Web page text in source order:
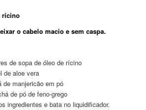
rícino
o cabelo macio e sem caspa.
de sopa de óleo de rícino
de aloe vera
de manjericão em pó
de pó de feno-grego
ingredientes e bata no liquidificador.